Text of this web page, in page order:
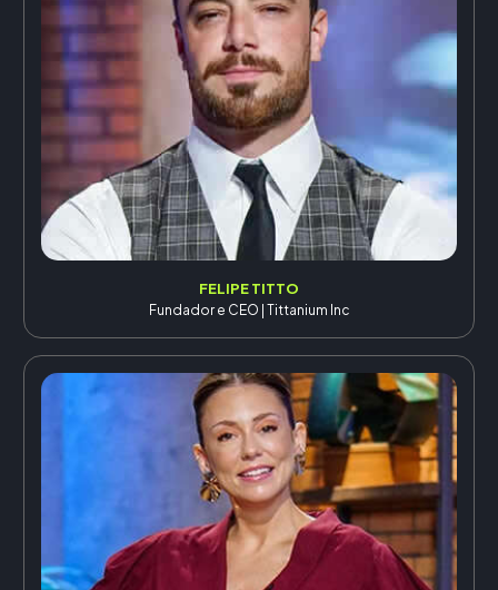
FELIPE TITTO
Fundador e CEO | Tittanium Inc